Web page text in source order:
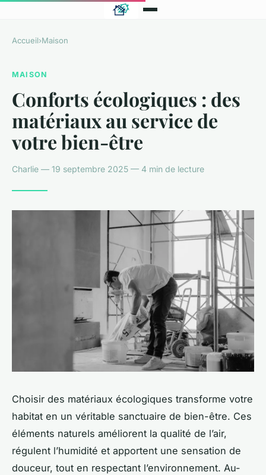
Accueil›Maison
MAISON
Conforts écologiques : des
matériaux au service de
votre bien-être
Charlie — 19 septembre 2025 — 4 min de lecture
Choisir des matériaux écologiques transforme votre
habitat en un véritable sanctuaire de bien-être. Ces
éléments naturels améliorent la qualité de l’air,
régulent l’humidité et apportent une sensation de
douceur, tout en respectant l’environnement. Au-